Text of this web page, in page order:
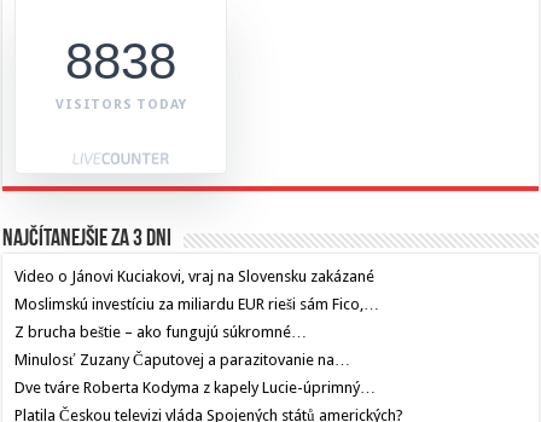
8838
VISITORS TODAY
Najčítanejšie za 3 dni
Video o Jánovi Kuciakovi, vraj na Slovensku zakázané
Moslimskú investíciu za miliardu EUR rieši sám Fico,…
Z brucha beštie – ako fungujú súkromné…
Minulosť Zuzany Čaputovej a parazitovanie na…
Dve tváre Roberta Kodyma z kapely Lucie-úprimný…
Platila Českou televizi vláda Spojených států amerických?